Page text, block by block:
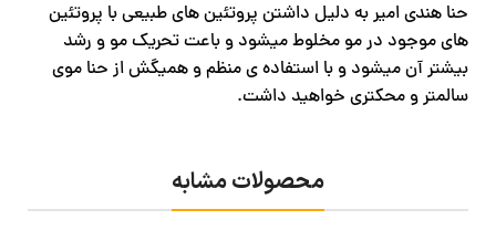
حنا هندی امیر به دلیل داشتن پروتئین های طبیعی با پروتئین
های موجود در مو مخلوط میشود و باعت تحریک مو و رشد
بیشتر آن میشود و با استفاده ی منظم و همیگش از حنا موی
سالمتر و محکتری خواهید داشت.
محصولات مشابه